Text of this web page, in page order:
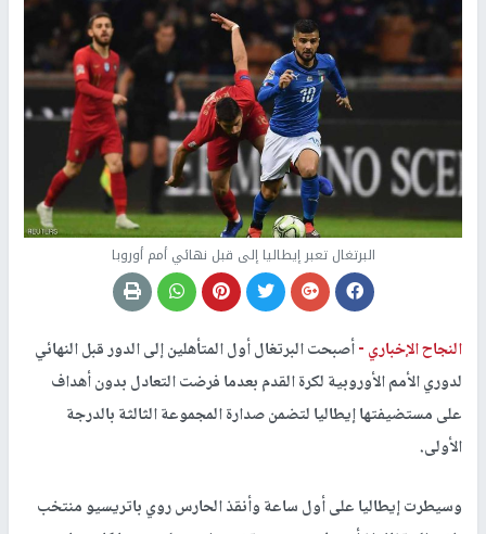
البرتغال تعبر إيطاليا إلى قبل نهائي أمم أوروبا
النجاح الإخباري -أصبحت البرتغال أول المتأهلين إلى الدور قبل النهائي
لدوري الأمم الأوروبية لكرة القدم بعدما فرضت التعادل بدون أهداف
على مستضيفتها إيطاليا لتضمن صدارة المجموعة الثالثة بالدرجة
الأولى.
وسيطرت إيطاليا على أول ساعة وأنقذ الحارس روي باتريسيو منتخب